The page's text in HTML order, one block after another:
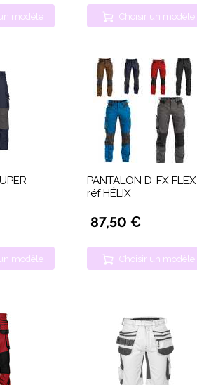
modèle Choisir un modèle
modèle
PANTALON D-FX FLEX
réf HÉLIX
87,50 €
Choisir un modèle